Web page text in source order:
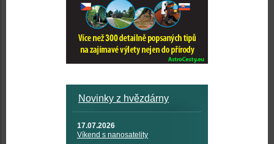
Novinky z hvězdárny
17.07.2026
Víkend s nanosatelity